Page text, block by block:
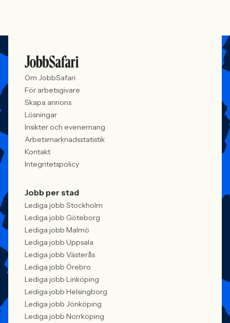
Om JobbSafari
För arbetsgivare
Skapa annons
Lösningar
Insikter och evenemang
Arbetsmarknadsstatistik
Kontakt
Integritetspolicy
Jobb per stad
Lediga jobb Stockholm
Lediga jobb Göteborg
Lediga jobb Malmö
Lediga jobb Uppsala
Lediga jobb Västerås
Lediga jobb Örebro
Lediga jobb Linköping
Lediga jobb Helsingborg
Lediga jobb Jönköping
Lediga jobb Norrköping